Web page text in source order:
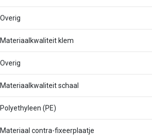
Overig
Materiaalkwaliteit klem
Overig
Materiaalkwaliteit schaal
Polyethyleen (PE)
Materiaal contra-fixeerplaatje